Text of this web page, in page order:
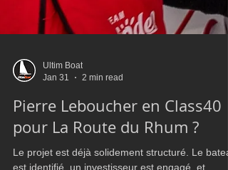
Ultim Boat